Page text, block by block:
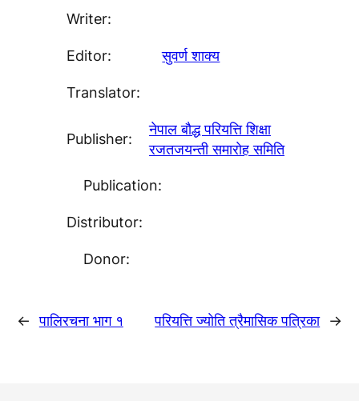
Writer:
Editor: सुवर्ण शाक्य
Translator:
Publisher:
नेपाल बाैद्ध परियत्ति शिक्षा
रजतजयन्ती समाराेह समिति
Publication:
Distributor:
Donor:
← पालिरचना भाग १ परियत्ति ज्याेति त्रैमासिक पत्रिका →